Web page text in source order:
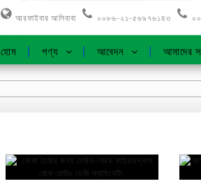
আরফাইবার আলিবাবা ০০৮৬-২১-৫৬৯৭৬১৪৩
হোম পণ্য আবেদন আমাদের